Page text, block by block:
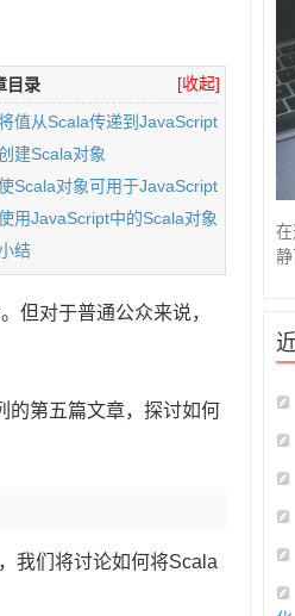
[收起]
目录
值从Scala传递到JavaScript
建Scala对象
Scala对象可用于JavaScript
用JavaScript中的Scala对象
结
但对于普通公众来说，
的第五篇文章，探讨如何
我们将讨论如何将Scala